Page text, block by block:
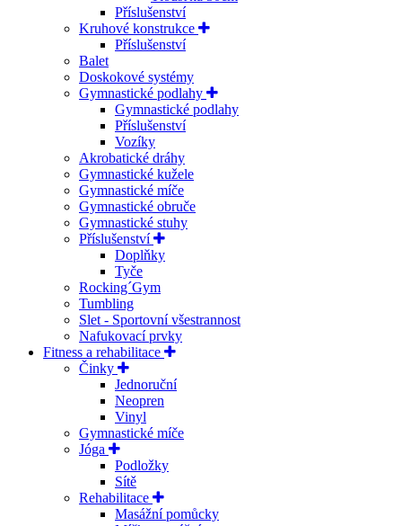
Příslušenství
Kruhové konstrukce
Příslušenství
Balet
Doskokové systémy
Gymnastické podlahy
Gymnastické podlahy
Příslušenství
Vozíky
Akrobatické dráhy
Gymnastické kužele
Gymnastické míče
Gymnastické obruče
Gymnastické stuhy
Příslušenství
Doplňky
Tyče
Rocking´Gym
Tumbling
Slet - Sportovní všestrannost
Nafukovací prvky
Fitness a rehabilitace
Činky
Jednoruční
Neopren
Vinyl
Gymnastické míče
Jóga
Podložky
Sítě
Rehabilitace
Masážní pomůcky